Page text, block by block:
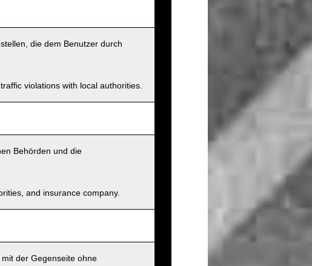
die dem Benutzer durch
violations with local authorities.
Behörden und die
and insurance company.
der Gegenseite ohne